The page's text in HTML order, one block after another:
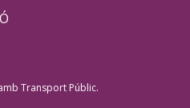
Transport Públic.